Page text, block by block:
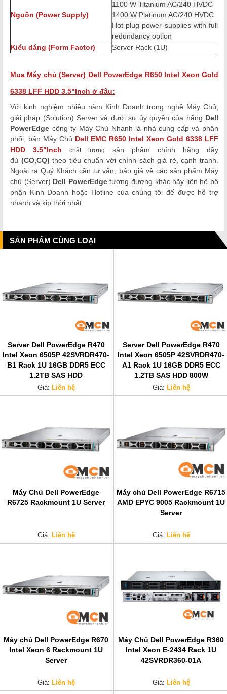
Nguồn (Power Supply)
1100 W Titanium AC/240 HVDC
1400 W Platinum AC/240 HVDC
Hot plug power supplies with full
redundancy option
Kiểu dáng (Form Factor)
Server Rack (1U)
Mua Máy chủ (Server) Dell PowerEdge R650 Intel Xeon Gold
6338 LFF HDD 3.5"Inch ở đâu:
Với kinh nghiệm nhiều năm Kinh Doanh trong nghề Máy Chủ,
giải pháp (Solution) Server và dưới sự ủy quyền của hãng Dell
PowerEdge công ty Máy Chủ Nhanh là nhà cung cấp và phân
phối, bán Máy Chủ Dell EMC R650 Intel Xeon Gold 6338 LFF
HDD 3.5"Inch chất lượng
sản phẩm chính hãng đầy
đủ (CO,CQ) theo tiêu chuẩn với chính sách giá rẻ, cạnh tranh.
Ngoài ra Quý Khách cần tư vấn, báo giá về các sản phẩm Máy
chủ (Server) Dell PowerEdgetương đương khác hãy liên hệ bộ
phận Kinh Doanh hoặc Hotline của chúng tôi để được hỗ trợ
nhanh và kịp thời nhất.
SẢN PHẨM CÙNG LOẠI
Server Dell PowerEdge R470
Intel Xeon 6505P 42SVRDR470-
B1 Rack 1U 16GB DDR5 ECC
1.2TB SAS HDD
Giá: Liên hệ
Server Dell PowerEdge R470
Intel Xeon 6505P 42SVRDR470-
A1 Rack 1U 16GB DDR5 ECC
1.2TB SAS HDD 800W
Giá: Liên hệ
Máy Chủ Dell PowerEdge
R6725 Rackmount 1U Server
Giá: Liên hệ
Máy chủ Dell PowerEdge R6715
AMD EPYC 9005 Rackmount 1U
Server
Giá: Liên hệ
Máy chủ Dell PowerEdge R670
Intel Xeon 6 Rackmount 1U
Server
Giá: Liên hệ
Máy Chủ Dell PowerEdge R360
Intel Xeon E-2434 Rack 1U
42SVRDR360-01A
Giá: Liên hệ